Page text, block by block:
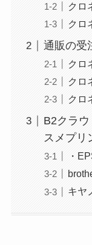
クロ
クロ
通販の受
クロ
クロ
クロ
B2クラ
スメプリ
・
キヤ